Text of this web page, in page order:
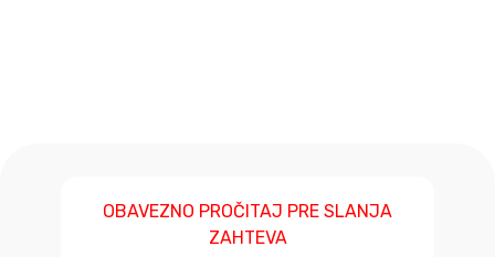
OBAVEZNO PROČITAJ PRE SLANJA
ZAHTEVA